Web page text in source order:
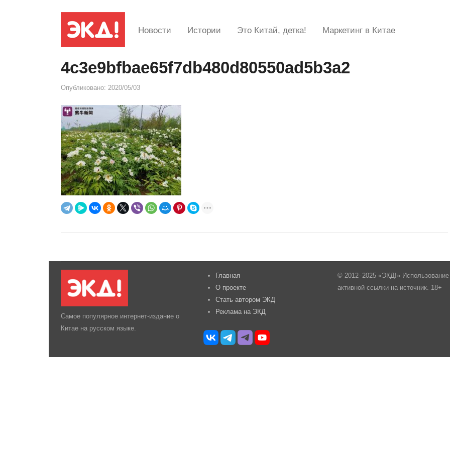
Новости Истории Это Китай, детка! Маркетинг в Китае
4c3e9bfbae65f7db480d80550ad5b3a2
Опубликовано: 2020/05/03
Самое популярное интернет-издание о
Китае на русском языке.
Главная
О проекте
Стать автором ЭКД
Реклама на ЭКД
© 2012–2025 «ЭКД!»
активной ссылки на источник. 18+